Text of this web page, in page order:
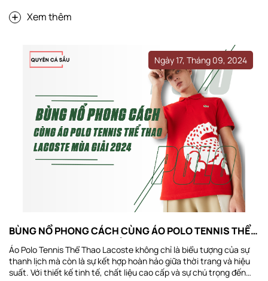
cung cấp hàng chính hãng và dịch vụ khách hàng tận tâm, chúng
Lacoste là một...
Xem thêm
BÙNG NỔ PHONG CÁCH CÙNG ÁO POLO TENNIS THỂ
THAO LACOSTE MÙA GIẢI 2025
Áo Polo Tennis Thể Thao Lacoste không chỉ là biểu tượng của sự
thanh lịch mà còn là sự kết hợp hoàn hảo giữa thời trang và hiệu
suất. Với thiết kế tinh tế, chất liệu cao cấp và sự chú trọng đến
Ngày 17, Tháng 09, 2024